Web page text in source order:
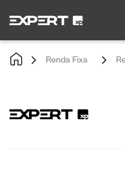
Renda Fixa